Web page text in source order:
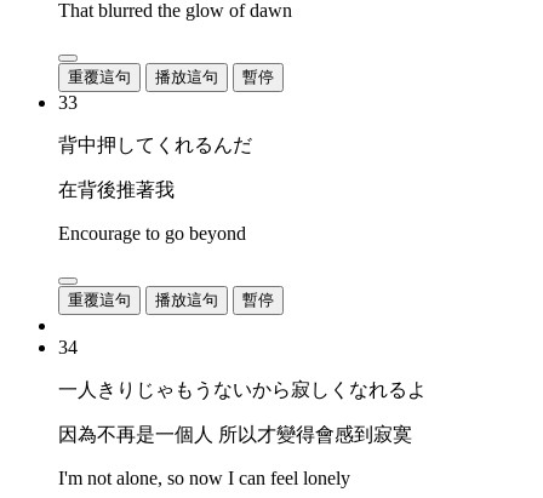
That blurred the glow of dawn
重覆這句 播放這句 暫停
33
背中押してくれるんだ
在背後推著我
Encourage to go beyond
重覆這句 播放這句 暫停
34
一人きりじゃもうないから寂しくなれるよ
因為不再是一個人 所以才變得會感到寂寞
I'm not alone, so now I can feel lonely